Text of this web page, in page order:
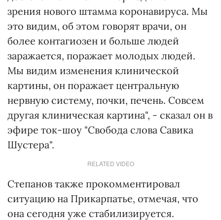
зрения нового штамма коронавируса. Мы
это видим, об этом говорят врачи, он
более контагиозен и больше людей
заражается, поражает молодых людей.
Мы видим изменения клинической
картины, он поражает центральную
нервную систему, почки, печень. Совсем
другая клиническая картина", - сказал он в
эфире ток-шоу "Свобода слова Савика
Шустера".
RELATED VIDEO
Степанов также прокомментировал
ситуацию на Прикарпатье, отмечая, что
она сегодня уже стабилизируется.